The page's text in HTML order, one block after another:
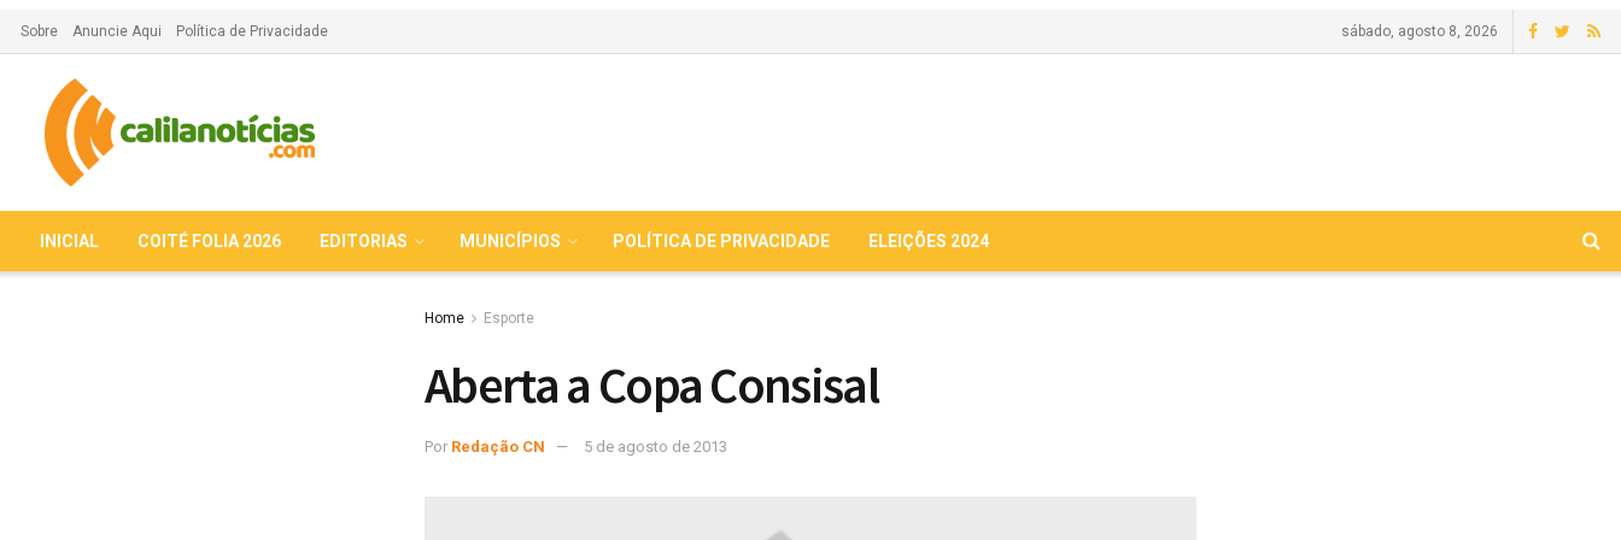
Sobre Anuncie Aqui Política de Privacidade sábado, agosto 8, 2026
INICIAL COITÉ FOLIA 2026 EDITORIAS MUNICÍPIOS POLÍTICA DE PRIVACIDADE ELEIÇÕES 2024
Home Esporte
Aberta a Copa Consisal
Por Redação CN 5 de agosto de 2013